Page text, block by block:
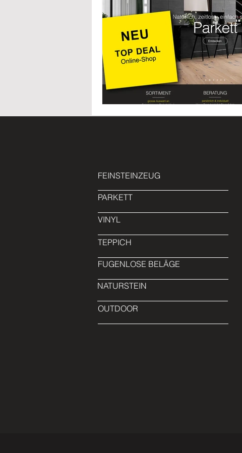
Restposten
FEINSTEINZEUG
PARKETT
VINYL
TEPPICH
FUGENLOSE BELÄGE
NATURSTEIN
OUTDOOR